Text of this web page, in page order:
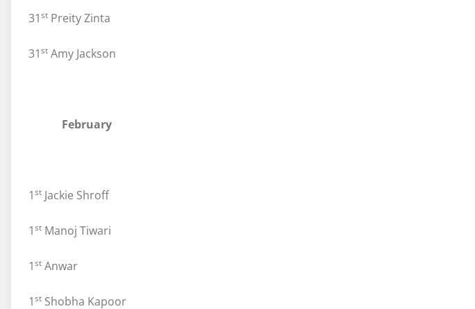
31st Preity Zinta
31st Amy Jackson
February
1st Jackie Shroff
1st Manoj Tiwari
1st Anwar
1st Shobha Kapoor